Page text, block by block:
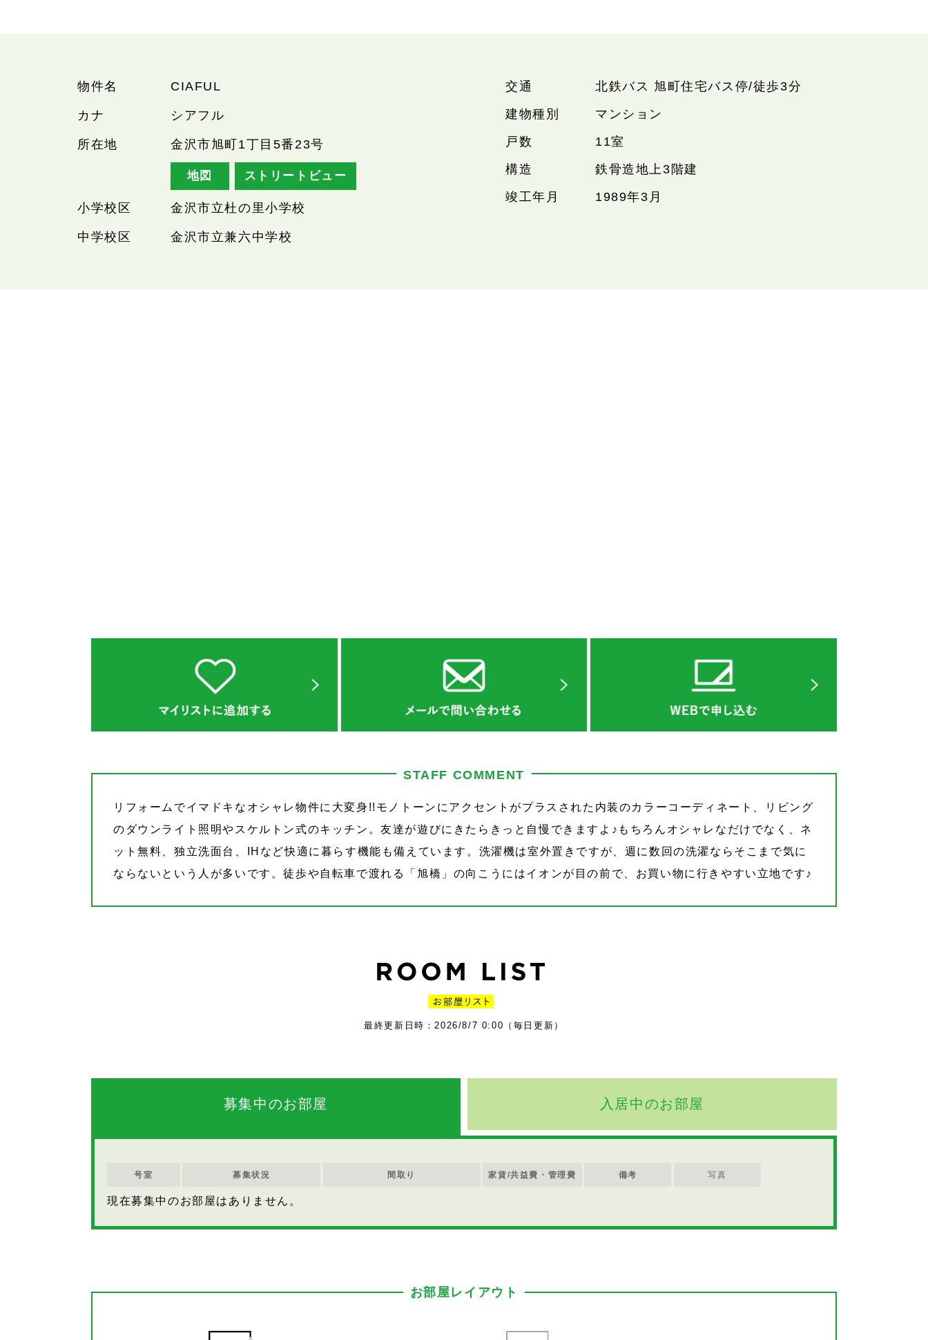
物件名 CIAFUL
カナ シアフル
所在地 金沢市旭町1丁目5番23号
地図 ストリートビュー
小学校区 金沢市立杜の里小学校
中学校区 金沢市立兼六中学校
交通
北鉄バス 旭町住宅バス停/徒歩3分
建物種別
マンション
戸数
11室
構造
鉄骨造地上3階建
竣工年月
1989年3月
STAFF COMMENT
リフォームでイマドキなオシャレ物件に大変身!!モノトーンにアクセントがプラスされた内装のカラーコーディネート、リビング
のダウンライト照明やスケルトン式のキッチン。友達が遊びにきたらきっと自慢できますよ♪もちろんオシャレなだけでなく、ネ
ット無料、独立洗面台、IHなど快適に暮らす機能も備えています。洗濯機は室外置きですが、週に数回の洗濯ならそこまで気に
ならないという人が多いです。徒歩や自転車で渡れる「旭橋」の向こうにはイオンが目の前で、お買い物に行きやすい立地です♪
最終更新日時：2026/8/7 0:00（毎日更新）
募集中のお部屋 入居中のお部屋
号室 募集状況 間取り 家賃/共益費・管理費 備考 写真
現在募集中のお部屋はありません。
お部屋レイアウト